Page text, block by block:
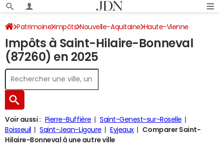
Patrimoine Impôts Nouvelle-Aquitaine Haute-Vienne
Saint-Hilaire-Bonneval Impôt sur le revenu
Impôts à Saint-Hilaire-Bonneval
(87260) en 2025
Voir aussi : Pierre-Buffière
Saint-Genest-sur-Roselle
Boisseuil
Saint-Jean-Ligoure Eyjeaux
Comparer Saint-
Hilaire-Bonneval à une autre ville